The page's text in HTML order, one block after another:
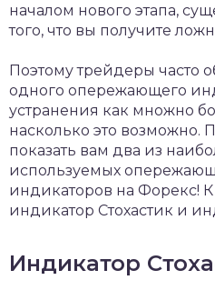
началом нового этапа,
того, что вы получите
Поэтому трейдеры часто
одного опережающего
устранения как множно
насколько это возможно.
показать вам два из
используемых
индикаторов на Форекс! К
индикатор Стохастик и
Индикатор